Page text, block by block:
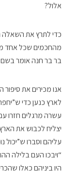
אלול?
כדי לתרץ את
מהחכמים שכל אחד
בר בר חנה אומר בשם
אנו מכירים את
לארץ כנען כדי
עשרה מרגלים חזרו
יצליח לכבוש את
עליהם וסברו ש”יכול
“ויבכו העם בלילה
היו ביניהם כאלו